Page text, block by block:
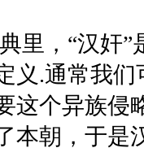
，“汉奸”
义.通常我
这个异族侵
本朝，于是